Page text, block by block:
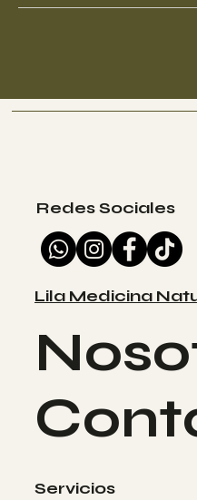
Redes Sociales
Lila Medicina
Servicios